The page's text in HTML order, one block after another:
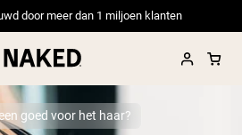
door meer dan 1 miljoen klanten
goed voor het haar?